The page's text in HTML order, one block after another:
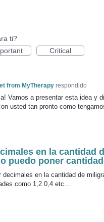
ti?
Critical
from MyTherapy respondido
Vamos a presentar esta idea y
usted tan pronto como
en la cantidad
puedo poner
decimales en la cantidad de
como 1,2 0,4 etc...